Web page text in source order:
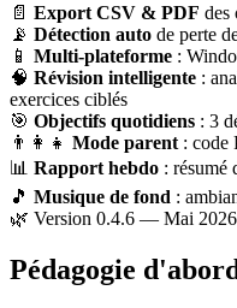
📄 Export CSV & PDF des
📡 Détection auto de perte
📱 Multi-plateforme :
🧠 Révision intelligente :
exercices ciblés
🎯 Objectifs quotidiens : 3
👨‍👩‍👧 Mode parent : code
📊 Rapport hebdo : résumé
🎵 Musique de fond :
🌿 Version 0.4.6 — Mai 2026
Pédagogie